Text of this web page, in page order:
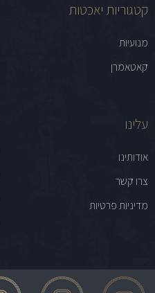
קטגוריות יאכטות
מנועיות
קאטאמרן
עלינו
אודותינו
צרו קשר
מדיניות פרטיות